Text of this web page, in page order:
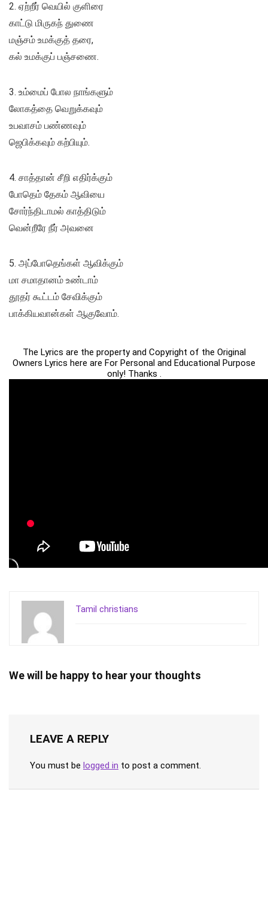
2. ஏற்றீர் வெயில் குளிரை
காட்டு மிருகந் துணை
மஞ்சம் உமக்குத் தரை,
கல் உமக்குப் பஞ்சணை.
3. உம்மைப் போல நாங்களும்
லோகத்தை வெறுக்கவும்
உபவாசம் பண்ணவும்
ஜெபிக்கவும் கற்பியும்.
4. சாத்தான் சீறி எதிர்க்கும்
போதெம் தேகம் ஆவியை
சோர்ந்திடாமல் காத்திடும்
வென்றீரே நீர் அவனை
5. அப்போதெங்கள் ஆவிக்கும்
மா சமாதானம் உண்டாம்
தூதர் கூட்டம் சேவிக்கும்
பாக்கியவான்கள் ஆகுவோம்.
The Lyrics are the property and Copyright of the Original
Owners Lyrics here are For Personal and Educational Purpose
only! Thanks .
Tamil christians
We will be happy to hear your thoughts
LEAVE A REPLY
You must be logged in to post a comment.